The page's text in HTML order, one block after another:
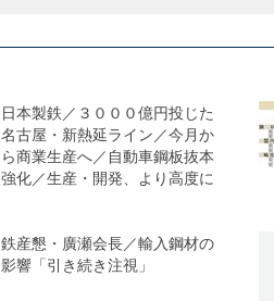
日本製鉄／３０００億円投じた
名古屋・新熱延ライン／今月か
ら商業生産へ／自動車鋼板抜本
強化／生産・開発、より高度に
鉄産懇・廣瀬会長／輸入鋼材の
影響「引き続き注視」